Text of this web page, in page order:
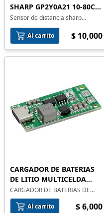
SHARP GP2Y0A21 10-80CM
SALIDA ANALÓGICA 5V
Sensor de distancia sharp
gp2y0a21 con salida analógica
para lectura por ADC. Ideal para
robótica y automatización.
Integración con Arduino, ESP32 y
ADC
Al carrito $ 10,000
CARGADOR DE BATERIAS
DE LITIO MULTICELDA
TIPO C
CARGADOR DE BATERIAS DE
LITIO MULTICELDA TIPO C
Al carrito
$ 6,000